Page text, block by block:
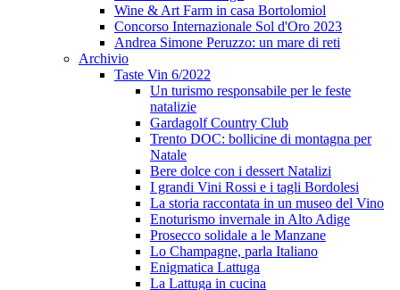
Wine & Art Farm in casa Bortolomiol
Concorso Internazionale Sol d'Oro 2023
Andrea Simone Peruzzo: un mare di reti
Archivio
Taste Vin 6/2022
Un turismo responsabile per le feste
natalizie
Gardagolf Country Club
Trento DOC: bollicine di montagna per
Natale
Bere dolce con i dessert Natalizi
I grandi Vini Rossi e i tagli Bordolesi
La storia raccontata in un museo del Vino
Enoturismo invernale in Alto Adige
Prosecco solidale a le Manzane
Lo Champagne, parla Italiano
Enigmatica Lattuga
La Lattuga in cucina